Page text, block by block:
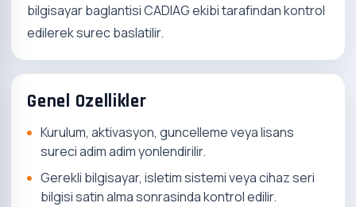
bilgisayar baglantisi CADIAG ekibi tarafindan kontrol
edilerek surec baslatilir.
Genel Ozellikler
Kurulum, aktivasyon, guncelleme veya lisans
sureci adim adim yonlendirilir.
Gerekli bilgisayar, isletim sistemi veya cihaz seri
bilgisi satin alma sonrasinda kontrol edilir.